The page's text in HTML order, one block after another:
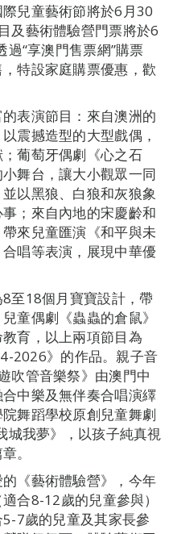
兒童藝術節將於6月30
及藝術體驗營門票將於6
“享澳門售票網”購票
特設家庭購票優惠，歡
表演節目：來自澳洲的
震撼造型的大型戲偶，
葡萄牙偶劇《心之石
舞台，讓大小觀眾一同
以黑狼、白狼和灰狼象
；來自內地的宋慶齡和
來兒童匯演《和平與未
唱等表演，展現中華優
至18個月寶寶設計，帶
童偶劇《蟲蟲的倉鼠》
育，以上兩項節目為
2026》的作品。親子音
管音樂祭》由澳門中
中樂及無伴奏合唱演繹
舞蹈學校原創兒童舞劇
我夢》，以孩子純真視
。
《藝術體驗營》，今年
合8-12歲的兒童參與）
7歲的兒童及其家長參